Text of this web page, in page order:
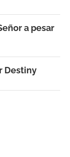
a pesar
Destiny